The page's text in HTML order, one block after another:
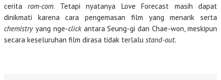
ceritarom-com. Tetapi nyatanya Love Forecast masih dapat
dinikmati karena cara pengemasan film yang menarik serta
chemistry yang nge-clickantara Seung-gi dan Chae-won, meskipun
secara keseluruhan film dirasa tidak terlalu stand-out.